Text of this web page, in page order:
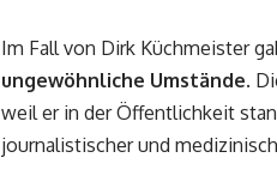
Im Fall von Dirk Küchmeister
ungewöhnliche Umstände.
weil er in der Öffentlichkeit
journalistischer und